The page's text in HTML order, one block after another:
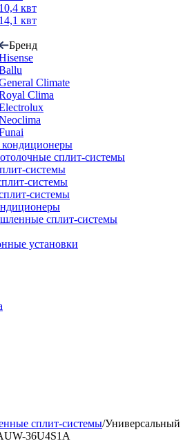
10,4 квт
14,1 квт
Бренд
Climate
Clima
​сплит-системы
системы
системы
системы
сплит-системы
установки
сплит-системы/Универсальный
36U4S1A